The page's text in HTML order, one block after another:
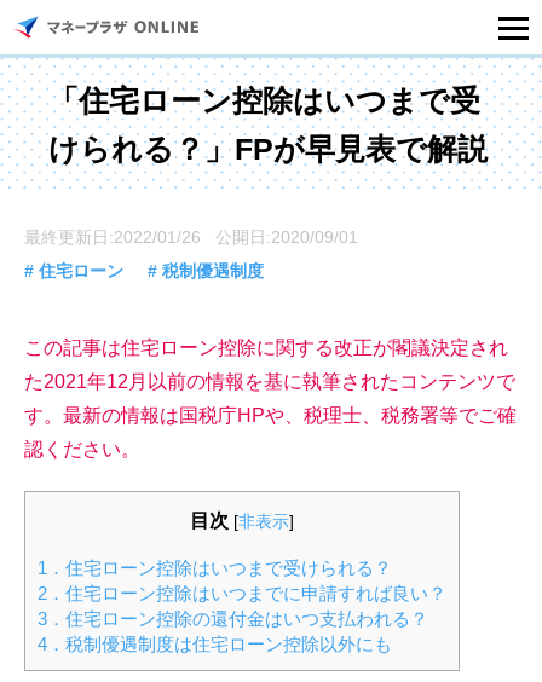
マネープラザONLINEとは
住宅ローンシミュレーション
記事一覧
住宅ローンご相談店舗一覧
セミナー情報
「住宅ローン控除はいつまで受
けられる？」FPが早見表で解説
最終更新日:2022/01/26 公開日:2020/09/01
# 住宅ローン
# 税制優遇制度
この記事は住宅ローン控除に関する改正が閣議決定され
た2021年12月以前の情報を基に執筆されたコンテンツで
す。最新の情報は国税庁HPや、税理士、税務署等でご確
認ください。
目次 [非表示]
1．住宅ローン控除はいつまで受けられる？
2．住宅ローン控除はいつまでに申請すれば良い？
3．住宅ローン控除の還付金はいつ支払われる？
4．税制優遇制度は住宅ローン控除以外にも